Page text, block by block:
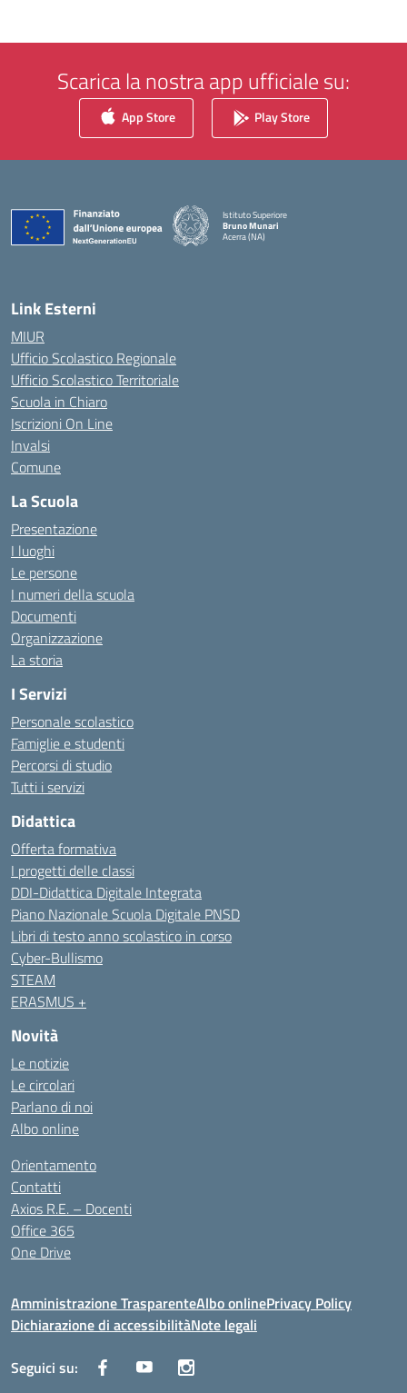
Scarica la nostra app ufficiale su:
App Store Play Store
Istituto Superiore
Bruno Munari
Acerra (NA)
Link Esterni
MIUR
Ufficio Scolastico Regionale
Ufficio Scolastico Territoriale
Scuola in Chiaro
Iscrizioni On Line
Invalsi
Comune
La Scuola
Presentazione
I luoghi
Le persone
I numeri della scuola
Documenti
Organizzazione
La storia
I Servizi
Personale scolastico
Famiglie e studenti
Percorsi di studio
Tutti i servizi
Didattica
Offerta formativa
I progetti delle classi
DDI-Didattica Digitale Integrata
Piano Nazionale Scuola Digitale PNSD
Libri di testo anno scolastico in corso
Cyber-Bullismo
STEAM
ERASMUS +
Novità
Le notizie
Le circolari
Parlano di noi
Albo online
Orientamento
Contatti
Axios R.E. – Docenti
Office 365
One Drive
Amministrazione TrasparenteAlbo onlinePrivacy Policy
Dichiarazione di accessibilitàNote legali
Seguici su: